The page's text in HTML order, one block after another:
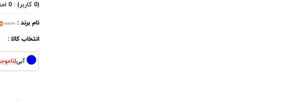
(0 کاربر) : 0 امتیاز
نام برند :
انتخاب کالا :
آبی